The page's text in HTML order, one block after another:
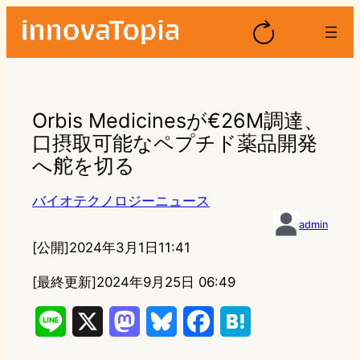
Orbis Medicinesが€26M調達、
口摂取可能なペプチド薬品開発
へ舵を切る
バイオテクノロジーニュース
admin
[公開]2024年3月1日11:41
[最終更新]2024年9月25日 06:49